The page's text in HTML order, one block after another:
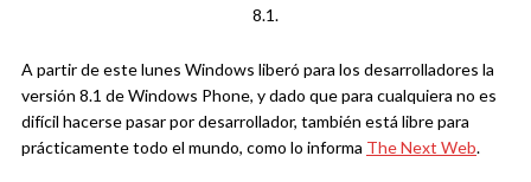
8.1.
A partir de este lunes Windows liberó para los desarrolladores la
versión 8.1 de Windows Phone, y dado que para cualquiera no es
difícil hacerse pasar por desarrollador, también está libre para
prácticamente todo el mundo, como lo informa The Next Web.